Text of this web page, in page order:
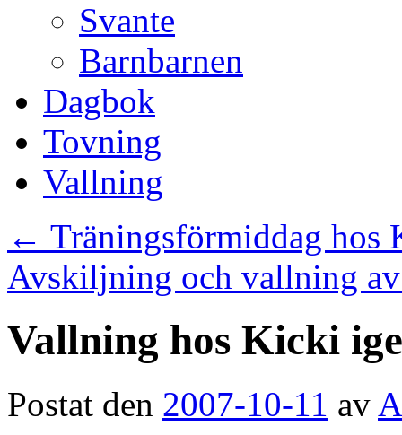
Svante
Barnbarnen
Dagbok
Tovning
Vallning
← Träningsförmiddag hos
Avskiljning och vallning
Vallning hos Kicki
Postat den 2007-10-11 av